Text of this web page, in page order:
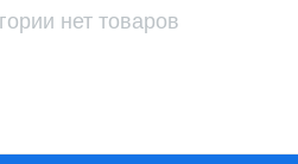
нет товаров